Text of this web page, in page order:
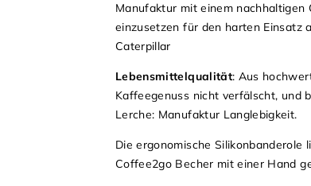
Manufaktur mit einem
einzusetzen für den harten Einsatz
Caterpillar
Lebensmittelqualität: Aus
Kaffeegenuss nicht verfälscht, und
Lerche: Manufaktur Langlebigkeit.
Die ergonomische
Coffee2go Becher mit einer Hand